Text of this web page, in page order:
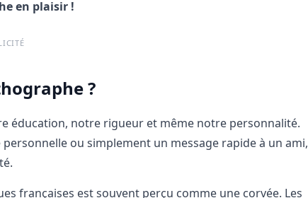
en plaisir !
?
éducation, notre rigueur et même notre personnalité.
ou simplement un message rapide à un ami,
françaises est souvent perçu comme une corvée. Les